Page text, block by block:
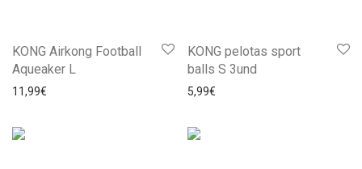
KONG Airkong Football
Aqueaker L
11,99€
KONG pelotas sport
balls S 3und
5,99€